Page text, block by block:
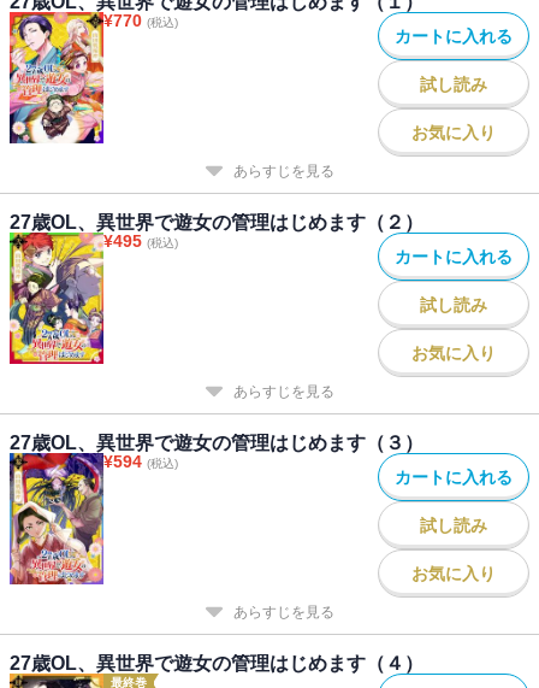
¥770 (税込)
カートに入れる
試し読み
お気に入り
あらすじを見る
27歳OL、異世界で遊女の管理はじめます（２）
¥495 (税込)
カートに入れる
試し読み
お気に入り
あらすじを見る
27歳OL、異世界で遊女の管理はじめます（３）
¥594 (税込)
カートに入れる
試し読み
お気に入り
あらすじを見る
27歳OL、異世界で遊女の管理はじめます（４）
最終巻